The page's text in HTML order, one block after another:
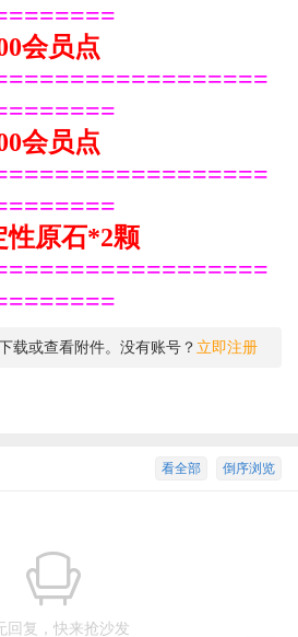
会员点
会员点
性原石*2颗
载或查看附件。没有账号？ 立即注册
倒序浏览
看全部
回复，快来抢沙发